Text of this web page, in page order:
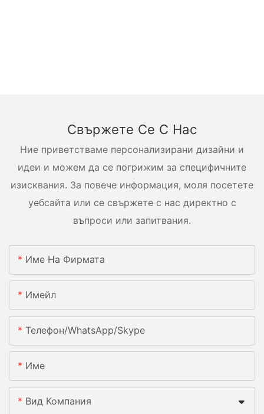
Свържете Се С Нас
Ние приветстваме персонализирани дизайни и
идеи и можем да се погрижим за специфичните
изисквания. За повече информация, моля посетете
уебсайта или се свържете с нас директно с
въпроси или запитвания.
Име На Фирмата
Имейл
Телефон/WhatsApp/Skype
Име
Вид Компания